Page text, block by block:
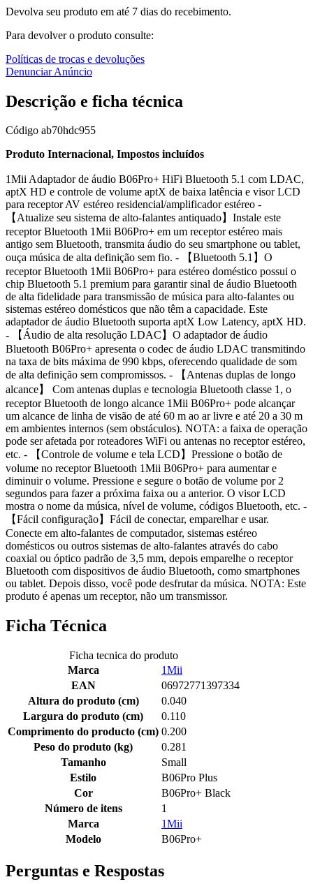
Devolva seu produto em até 7 dias do recebimento.
Para devolver o produto consulte:
Políticas de trocas e devoluções
Denunciar Anúncio
Descrição e ficha técnica
Código ab70hdc955
Produto Internacional, Impostos incluídos
1Mii Adaptador de áudio B06Pro+ HiFi Bluetooth 5.1 com LDAC,
aptX HD e controle de volume aptX de baixa latência e visor LCD
para receptor AV estéreo residencial/amplificador estéreo -
【Atualize seu sistema de alto-falantes antiquado】Instale este
receptor Bluetooth 1Mii B06Pro+ em um receptor estéreo mais
antigo sem Bluetooth, transmita áudio do seu smartphone ou tablet,
ouça música de alta definição sem fio. - 【Bluetooth 5.1】O
receptor Bluetooth 1Mii B06Pro+ para estéreo doméstico possui o
chip Bluetooth 5.1 premium para garantir sinal de áudio Bluetooth
de alta fidelidade para transmissão de música para alto-falantes ou
sistemas estéreo domésticos que não têm a capacidade. Este
adaptador de áudio Bluetooth suporta aptX Low Latency, aptX HD.
- 【Áudio de alta resolução LDAC】O adaptador de áudio
Bluetooth B06Pro+ apresenta o codec de áudio LDAC transmitindo
na taxa de bits máxima de 990 kbps, oferecendo qualidade de som
de alta definição sem compromissos. - 【Antenas duplas de longo
alcance】 Com antenas duplas e tecnologia Bluetooth classe 1, o
receptor Bluetooth de longo alcance 1Mii B06Pro+ pode alcançar
um alcance de linha de visão de até 60 m ao ar livre e até 20 a 30 m
em ambientes internos (sem obstáculos). NOTA: a faixa de operação
pode ser afetada por roteadores WiFi ou antenas no receptor estéreo,
etc. - 【Controle de volume e tela LCD】Pressione o botão de
volume no receptor Bluetooth 1Mii B06Pro+ para aumentar e
diminuir o volume. Pressione e segure o botão de volume por 2
segundos para fazer a próxima faixa ou a anterior. O visor LCD
mostra o nome da música, nível de volume, códigos Bluetooth, etc. -
【Fácil configuração】Fácil de conectar, emparelhar e usar.
Conecte em alto-falantes de computador, sistemas estéreo
domésticos ou outros sistemas de alto-falantes através do cabo
coaxial ou óptico padrão de 3,5 mm, depois emparelhe o receptor
Bluetooth com dispositivos de áudio Bluetooth, como smartphones
ou tablet. Depois disso, você pode desfrutar da música. NOTA: Este
produto é apenas um receptor, não um transmissor.
Ficha Técnica
Ficha tecnica do produto
Marca
1Mii
EAN
06972771397334
Altura do produto (cm)
0.040
Largura do produto (cm)
0.110
Comprimento do producto (cm) 0.200
Peso do produto (kg)
0.281
Tamanho
Small
Estilo
B06Pro Plus
Cor
B06Pro+ Black
Número de itens
1
Marca
1Mii
Modelo
B06Pro+
Perguntas e Respostas